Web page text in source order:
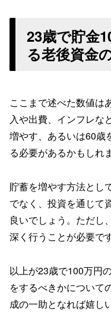
23歳で貯金
る老後資金
ここまで述べた数値は
入や出費、インフレな
増やす、あるいは60歳
る必要があるかもしれ
貯蓄を増やす方法とし
でなく、投資を通じて
良いでしょう。ただし
深く行うことが必要です
以上が23歳で100万円
をするべきかについて
成の一助となれば嬉し